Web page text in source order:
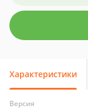
Характеристики
Версия